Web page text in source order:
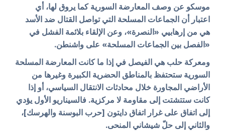
موسكو عن وصف المعارضة السورية كما يروق لها، أي
اعتبار أن الجماعات المسلحة التي تواصل القتال ضد الأسد
هي من إرهابيي «النصرة»، وعن الإلقاء بلائمة الفشل في
«الفصل بين الجماعات المسلحة» على واشنطن.
ومعركة حلب هي الفيصل في إذا ما كانت المعارضة المسلحة
السورية ستحتفظ بالمناطق الحضرية الكبيرة وغيرها من
الأراضي المجاورة خلال محادثات الانتقال السياسي، أو إذا
كانت ستتشتت إلى مقاومة لا مركزية. فالسيناريو الأول يؤدي
إلى اتفاق على غرار اتفاق دايتون [حرب البوسنة والهرسك]،
والثاني إلى حلّ شيشاني المنحى.